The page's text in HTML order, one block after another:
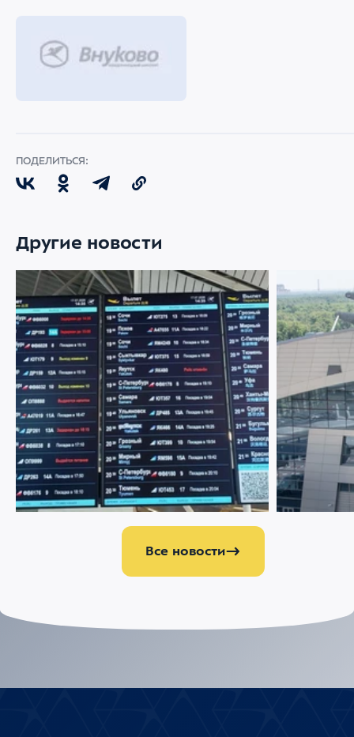
ПОДЕЛИТЬСЯ:
Другие новости
22 ИЮЛЯ 2026 1964
Меняемся ради комфорта пассажиров
21 ИЮЛЯ 2026
Аэропорт
партнером
Все новости